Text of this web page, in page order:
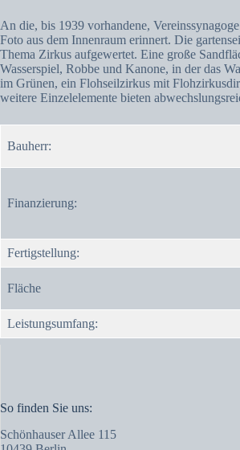
An die, bis 1939 vorhandene,
Foto aus dem Innenraum erinnert. Die
Thema Zirkus aufgewertet. Eine große
Wasserspiel, Robbe und Kanone, in der das
im Grünen, ein Flohseilzirkus mit
weitere Einzelelemente bieten
Bauherr:
Finanzierung:
Fertigstellung:
Fläche
Leistungsumfang:
So finden Sie uns:
Schönhauser Allee 115